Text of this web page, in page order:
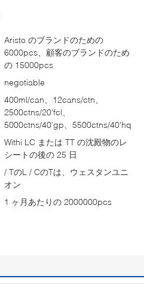
Aristo のブランドのための
6000pcs、顧客のブランドのため
の 15000pcs
negotiable
400ml/can、12cans/ctn、
2500ctns/20'fcl、
5000ctns/40'gp、5500ctns/40'hq
Withi LC または TT の沈殿物のレ
シートの後の 25 日
/ TのL / CのTは、ウェスタンユニ
オン
1 ヶ月あたりの 2000000pcs